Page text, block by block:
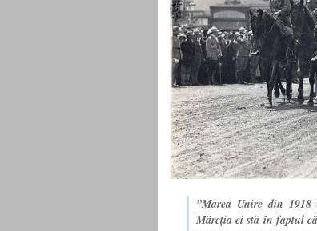
”Marea Unire din
Măreția ei stă în faptul